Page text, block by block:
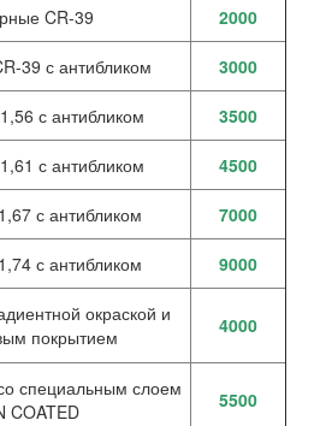
CR-39 2000
39 с антибликом 3000
с антибликом 3500
с антибликом 4500
с антибликом 7000
с антибликом 9000
окраской и
покрытием
4000
специальным слоем
COATED
5500